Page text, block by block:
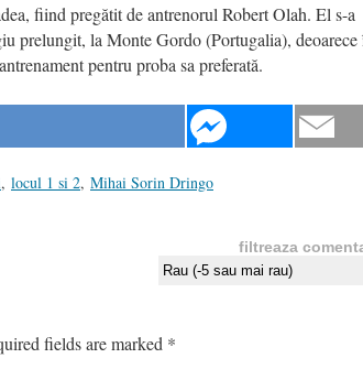
fiind pregătit de antrenorul Robert Olah. El s-a
prelungit, la Monte Gordo (Portugalia), deoarece
pentru proba sa preferată.
, locul 1 si 2, Mihai Sorin Dringo
filtreaza
fields are marked *